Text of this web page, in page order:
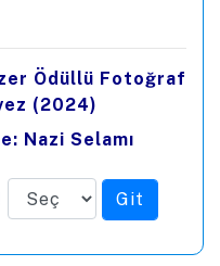
Ödüllü Fotoğraf
(2024)
Nazi Selamı